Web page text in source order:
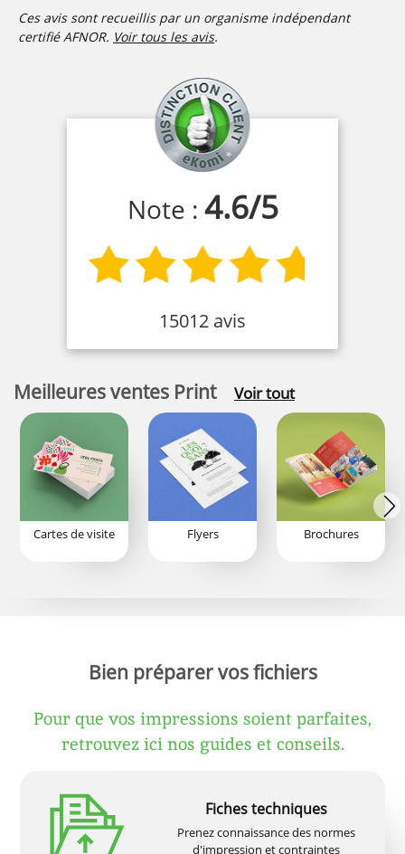
Ces avis sont recueillis par un organisme indépendant
certifié AFNOR. Voir tous les avis.
Note : 4.6/5
15012 avis
Meilleures ventes Print Voir tout
Cartes de visite Flyers Brochures
Bien préparer vos fichiers
Pour que vos impressions soient parfaites,
retrouvez ici nos guides et conseils.
Fiches techniques
Prenez connaissance des normes
d'impression et contraintes